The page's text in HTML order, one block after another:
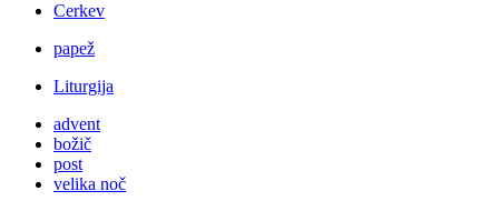
Cerkev
papež
Liturgija
advent
božič
post
velika noč